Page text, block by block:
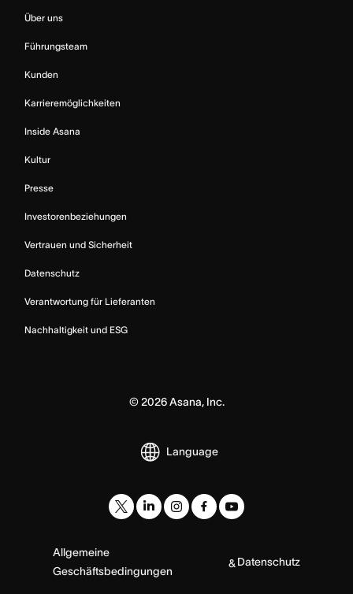
Über uns
Führungsteam
Kunden
Karrieremöglichkeiten
Inside Asana
Kultur
Presse
Investorenbeziehungen
Vertrauen und Sicherheit
Datenschutz
Verantwortung für Lieferanten
Nachhaltigkeit und ESG
©2026Asana, Inc.
Language
Allgemeine
Geschäftsbedingungen
&Datenschutz